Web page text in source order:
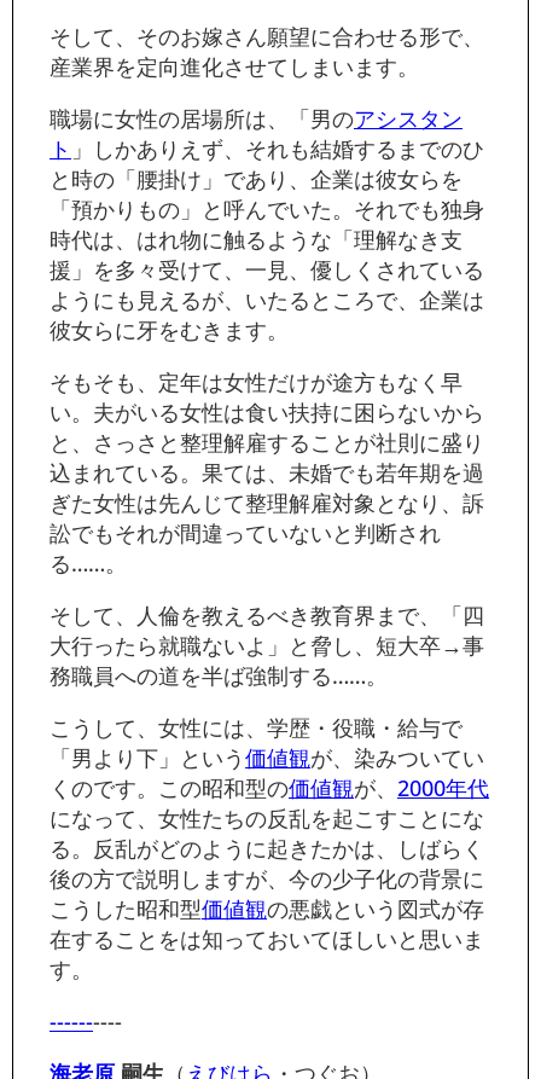
そして、そのお嫁さん願望に合わせる形で、
産業界を定向進化させてしまいます。
職場に女性の居場所は、「男のアシスタン
ト 」しかありえず、それも結婚するまでのひ
と時の「腰掛け」であり、企業は彼女らを
「預かりもの」と呼んでいた。それでも独身
時代は、はれ物に触るような「理解なき支
援」を多々受けて、一見、優しくされている
ようにも見えるが、いたるところで、企業は
彼女らに牙をむきます。
そもそも、定年は女性だけが途方もなく早
い。夫がいる女性は食い扶持に困らないから
と、さっさと整理解雇することが社則に盛り
込まれている。果ては、未婚でも若年期を過
ぎた女性は先んじて整理解雇対象となり、訴
訟でもそれが間違っていないと判断され
る……。
そして、人倫を教えるべき教育界まで、「四
大行ったら就職ないよ」と脅し、短大卒→事
務職員への道を半ば強制する……。
こうして、女性には、学歴・役職・給与で
「男より下」という価値観が、染みついてい
くのです。この昭和型の価値観が、 2000年代
になって、女性たちの反乱を起こすことにな
る。反乱がどのように起きたかは、しばらく
後の方で説明しますが、今の少子化の背景に
こうした昭和型価値観の悪戯という図式が存
在することをは知っておいてほしいと思いま
す。
----------
海老原 嗣生 （ えびはら ・つぐお）